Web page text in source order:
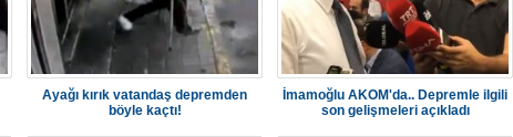
Ayağı kırık vatandaş depremden
böyle kaçtı!
İmamoğlu AKOM'da.. Depremle ilgili
son gelişmeleri açıkladı